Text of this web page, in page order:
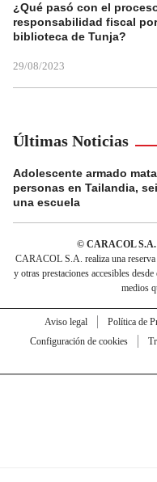
¿Qué pasó con el
responsabilidad fiscal
biblioteca de Tunja?
29/08/2023
Últimas Noticias
Adolescente armado
personas en Tailandia,
una escuela
© CARACOL S.A.
CARACOL S.A. realiza una reserva
y otras prestaciones accesibles
medios
Aviso legal Política de
Configuración de cookies